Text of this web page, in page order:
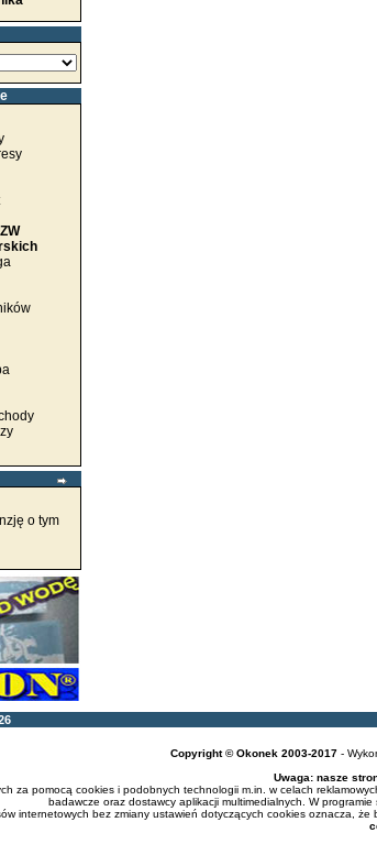
o tym
Copyright © Okonek 2003-2017 -
Uwaga: nasze
za pomocą cookies i podobnych technologii m.in. w celach
badawcze oraz dostawcy aplikacji multimedialnych. W
internetowych bez zmiany ustawień dotyczących cookies oznacza,